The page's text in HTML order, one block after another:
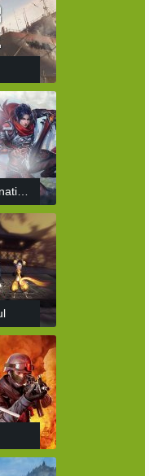
Perfect World International